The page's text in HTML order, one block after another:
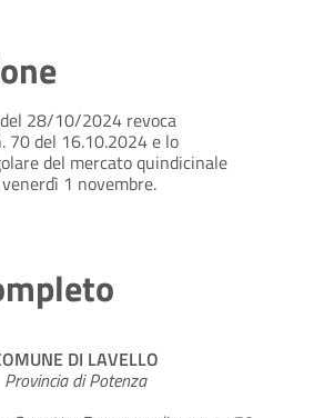
28/10/2024 revoca
70 del 16.10.2024 e lo
del mercato quindicinale
1 novembre.
DI LAVELLO
Provincia di Potenza